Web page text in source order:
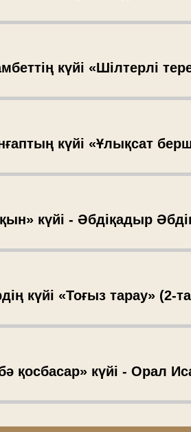
күйі «Шілтерлі
күйі «Ұлықсат
күйі - Әбдіқадыр
күйі «Тоғыз тарау» (2-
қосбасар» күйі - Орал